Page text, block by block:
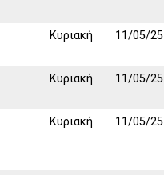
Κυριακή 11/05/25
Κυριακή 11/05/25
Κυριακή 11/05/25